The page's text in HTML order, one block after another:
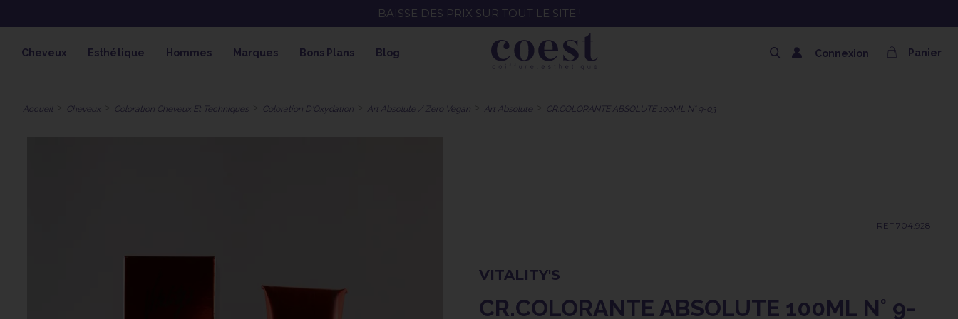
OFFRE SPÉCIALE SOLAIRE SKEYMZEE ! SOIN HYDRATANT + SPRAY + SHAMPOING = SHAMPOING OFFERT AVEC LE CODE SOLAIRE
Cheveux Esthétique Hommes Marques Bons Plans Blog Connexion Panier
Accueil Cheveux Coloration Cheveux Et Techniques Coloration D'Oxydation Art Absolute / Zero Vegan Art Absolute CR.COLORANTE ABSOLUTE 100ML N° 9-03
REF 704.928
VITALITY'S
CR.COLORANTE ABSOLUTE 100ML N° 9-